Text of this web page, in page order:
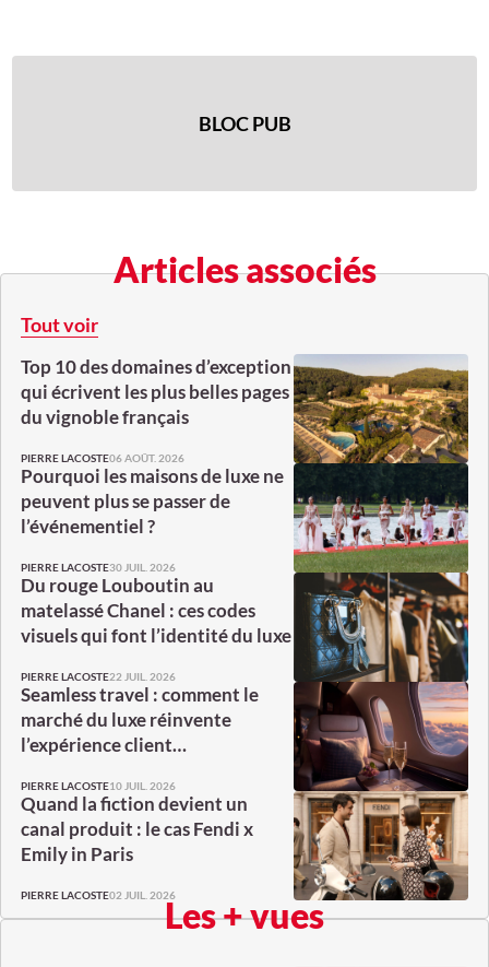
BLOC PUB
Articles associés
Tout voir
Top 10 des domaines d’exception
qui écrivent les plus belles pages
du vignoble français
PIERRE LACOSTE06 AOÛT. 2026
Pourquoi les maisons de luxe ne
peuvent plus se passer de
l’événementiel ?
PIERRE LACOSTE30 JUIL. 2026
Du rouge Louboutin au
matelassé Chanel : ces codes
visuels qui font l’identité du luxe
PIERRE LACOSTE22 JUIL. 2026
Seamless travel : comment le
marché du luxe réinvente
l’expérience client…
PIERRE LACOSTE10 JUIL. 2026
Quand la fiction devient un
canal produit : le cas Fendi x
Emily in Paris
PIERRE LACOSTE02 JUIL. 2026Les + vues